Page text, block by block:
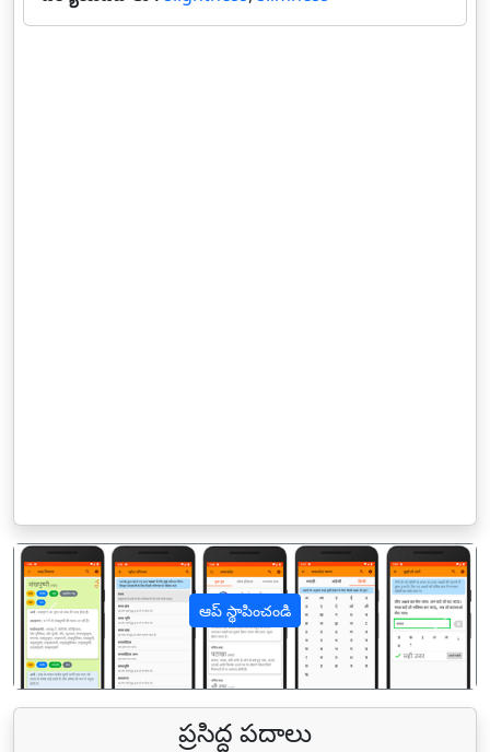
ఆప్ స్థాపించండి
पिछला
ప్రసిద్ధ పదాలు